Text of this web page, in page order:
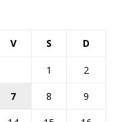
V S D
1
2
7 8
9